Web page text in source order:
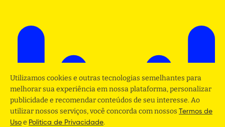
Utilizamos cookies e outras tecnologias semelhantes para
melhorar sua experiência em nossa plataforma, personalizar
publicidade e recomendar conteúdos de seu interesse. Ao
utilizar nossos serviços, você concorda com nossos Termos de
Uso e Politica de Privacidade.